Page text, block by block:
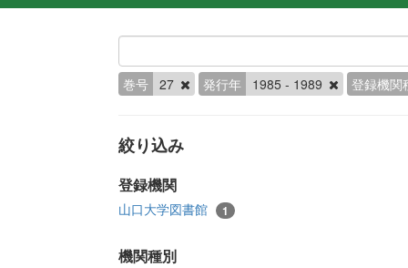
巻号 27 発行年 1985 - 1989 登録機関
絞り込み
登録機関
山口大学図書館 1
機関種別